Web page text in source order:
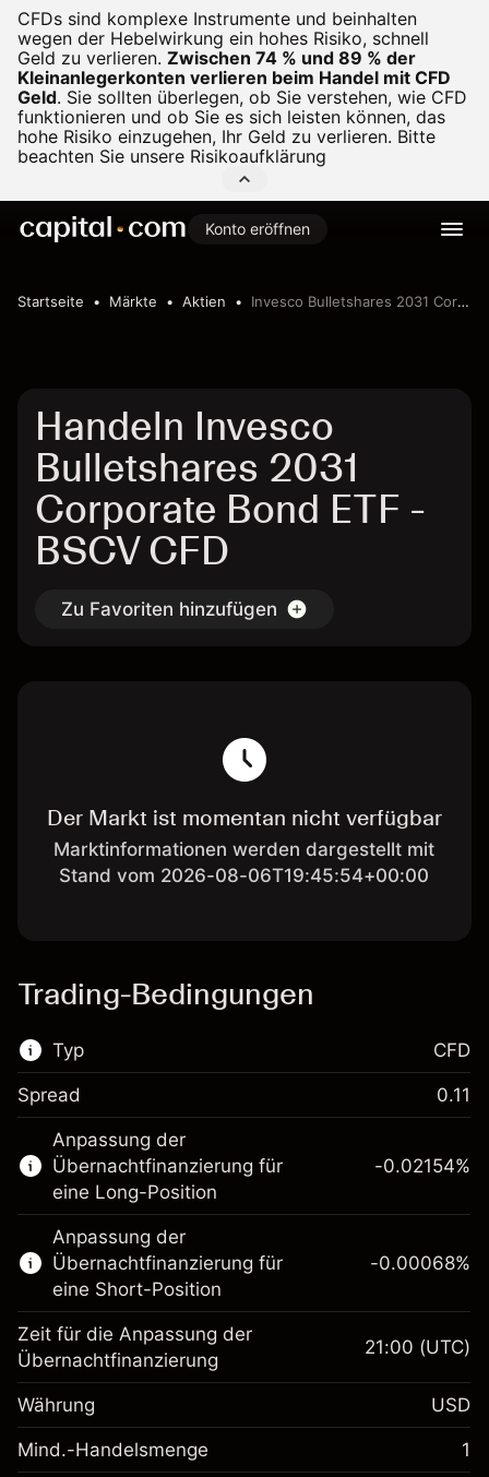
CFDs sind komplexe Instrumente und beinhalten
wegen der Hebelwirkung ein hohes Risiko, schnell
Geld zu verlieren. Zwischen 74 % und 89 % der
Kleinanlegerkonten verlieren beim Handel mit CFD
Geld. Sie sollten überlegen, ob Sie verstehen, wie CFD
funktionieren und ob Sie es sich leisten können, das
hohe Risiko einzugehen, Ihr Geld zu verlieren. Bitte
beachten Sie unsere Risikoaufklärung
Konto eröffnen
Startseite Märkte Aktien Invesco Bulletshares 2031 Corporate Bond ETF
Handeln Invesco
Bulletshares 2031
Corporate Bond ETF -
BSCV CFD
Zu Favoriten hinzufügen
Der Markt ist momentan nicht verfügbar
Marktinformationen werden dargestellt mit
Stand vom 2026-08-06T19:45:54+00:00
Trading-Bedingungen
Typ
Dieser Finanzmarkt steht für das CFD-
Trading zur Verfügung.
Erfahren Sie mehr über:
CFDs
CFD
Spread 0.11
Anpassung der
Übernachtfinanzierung für
eine Long-Position
Margin. Ihre Investition
$1,000.00
Anpassung der
Übernachtfinanzierung
-0.02154%
Anpassung der
Übernachtfinanzierung für
eine Short-Position
-0.00068%
Zeit für die Anpassung der
Übernachtfinanzierung
21:00 (UTC)
Währung USD
Mind.-Handelsmenge 1